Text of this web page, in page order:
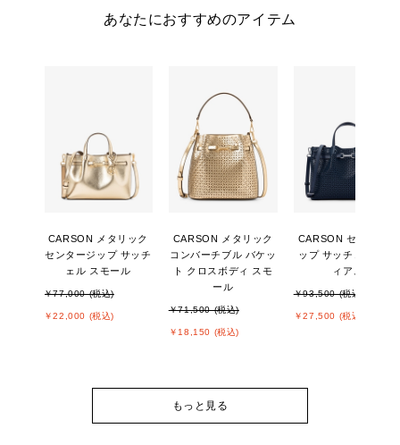
あなたにおすすめのアイテム
CARSON メタリック
センタージップ サッチ
ェル スモール
￥77,000 (税込)
￥22,000 (税込)
CARSON メタリック
コンバーチブル バケッ
ト クロスボディ スモ
ール
￥71,500 (税込)
￥18,150 (税込)
CARSON センタージ
ップ サッチェル ミデ
ィアム
￥93,500 (税込)
￥27,500 (税込)
もっと見る